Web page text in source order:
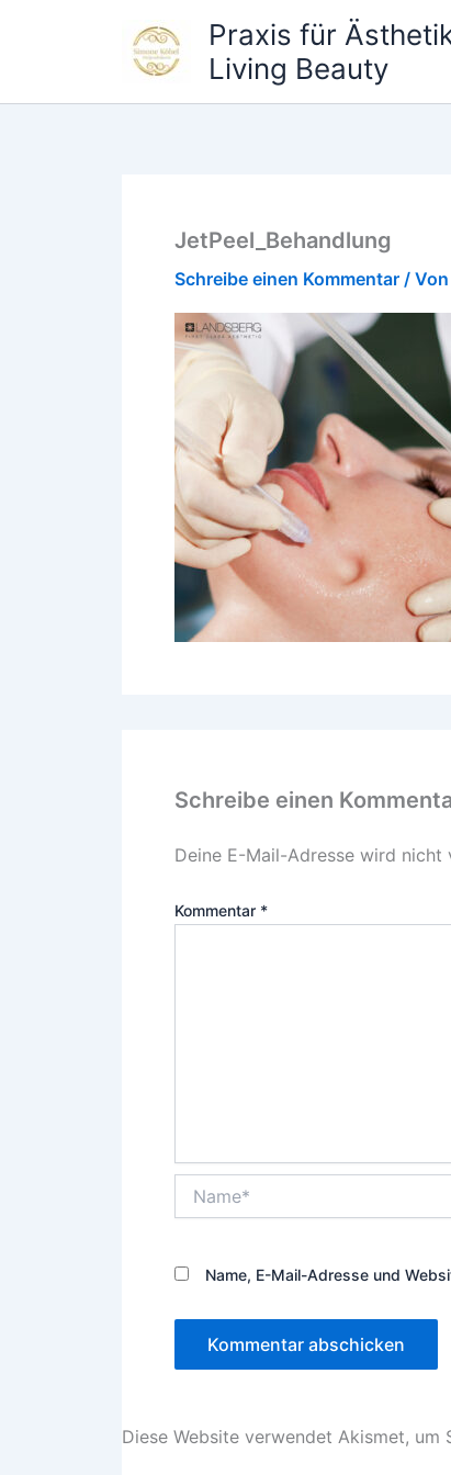
Praxis für
Living Beauty
JetPeel_Behandlung
Schreibe einen Kommentar / Von
Schreibe einen
Deine E-Mail-Adresse wird
Kommentar *
Name, E-Mail-Adresse und
Diese Website verwendet Akismet, um